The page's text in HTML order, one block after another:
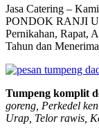
Jasa Catering –
PONDOK RANJI
Pernikahan, Rapat,
Tahun dan
Tumpeng komplit
goreng, Perkedel
Urap, Telor rawis,